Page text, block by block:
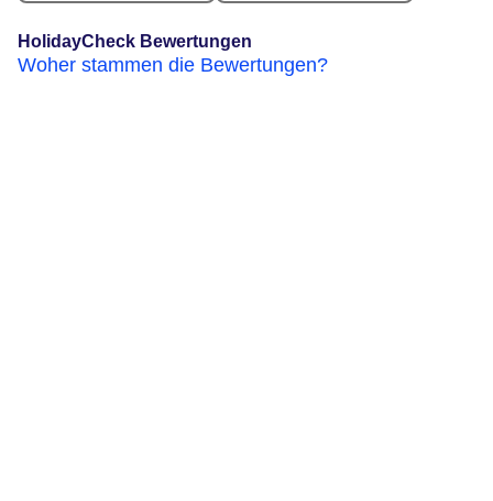
HolidayCheck Bewertungen
Woher stammen die Bewertungen?